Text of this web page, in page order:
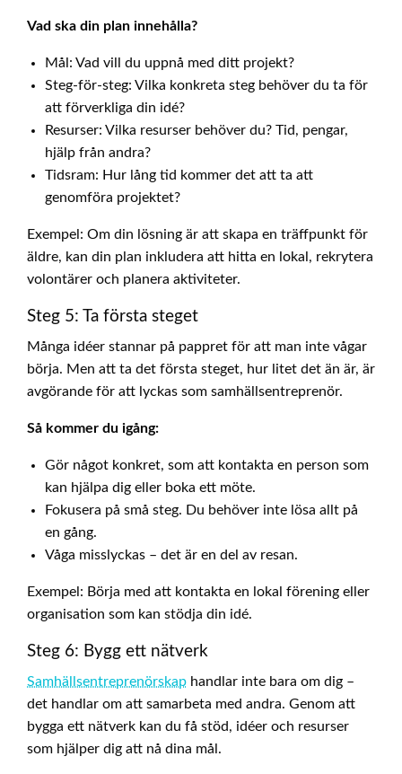
Vad ska din plan innehålla?
Mål: Vad vill du uppnå med ditt projekt?
Steg-för-steg: Vilka konkreta steg behöver du ta för
att förverkliga din idé?
Resurser: Vilka resurser behöver du? Tid, pengar,
hjälp från andra?
Tidsram: Hur lång tid kommer det att ta att
genomföra projektet?
Exempel: Om din lösning är att skapa en träffpunkt för
äldre, kan din plan inkludera att hitta en lokal, rekrytera
volontärer och planera aktiviteter.
Steg 5: Ta första steget
Många idéer stannar på pappret för att man inte vågar
börja. Men att ta det första steget, hur litet det än är, är
avgörande för att lyckas som samhällsentreprenör.
Så kommer du igång:
Gör något konkret, som att kontakta en person som
kan hjälpa dig eller boka ett möte.
Fokusera på små steg. Du behöver inte lösa allt på
en gång.
Våga misslyckas – det är en del av resan.
Exempel: Börja med att kontakta en lokal förening eller
organisation som kan stödja din idé.
Steg 6: Bygg ett nätverk
Samhällsentreprenörskap handlar inte bara om dig –
det handlar om att samarbeta med andra. Genom att
bygga ett nätverk kan du få stöd, idéer och resurser
som hjälper dig att nå dina mål.